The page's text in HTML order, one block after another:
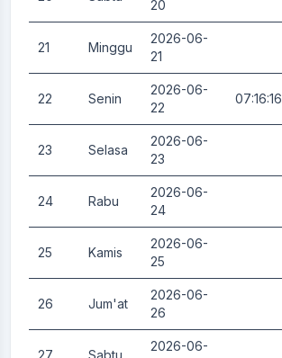
20
21 Minggu
2026-06-
21
22 Senin
2026-06-
22
07:16:16
23 Selasa
2026-06-
23
24 Rabu
2026-06-
24
25 Kamis
2026-06-
25
26 Jum'at
2026-06-
26
27 Sabtu
2026-06-